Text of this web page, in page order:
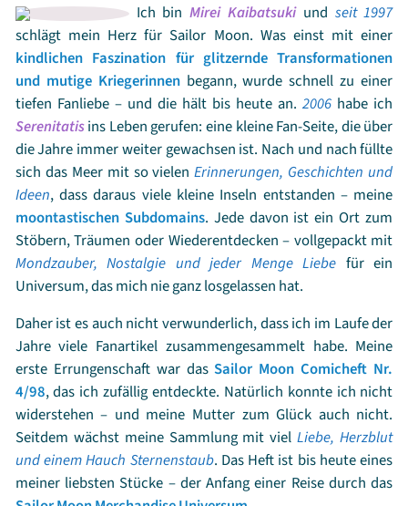
Ich binMirei Kaibatsukiund seit 1997
schlägt mein Herz für Sailor Moon. Was einst mit einer
kindlichen Faszination für glitzernde Transformationen
und mutige Kriegerinnenbegann, wurde schnell zu einer
tiefen Fanliebe – und die hält bis heute an.2006 habe ich
Serenitatisins Leben gerufen: eine kleine Fan-Seite, die über
die Jahre immer weiter gewachsen ist. Nach und nach füllte
sich das Meer mit so vielenErinnerungen, Geschichten und
Ideen, dass daraus viele kleine Inseln entstanden – meine
moontastischen Subdomains. Jede davon ist ein Ort zum
Stöbern, Träumen oder Wiederentdecken – vollgepackt mit
Mondzauber, Nostalgie und jeder Menge Liebe für ein
Universum, das mich nie ganz losgelassen hat.
Daher ist es auch nicht verwunderlich, dass ich im Laufe der
Jahre viele Fanartikel zusammengesammelt habe. Meine
erste Errungenschaft war dasSailor Moon Comicheft Nr.
4/98, das ich zufällig entdeckte. Natürlich konnte ich nicht
widerstehen – und meine Mutter zum Glück auch nicht.
Seitdem wächst meine Sammlung mit vielLiebe, Herzblut
und einem Hauch Sternenstaub. Das Heft ist bis heute eines
meiner liebsten Stücke – der Anfang einer Reise durch das